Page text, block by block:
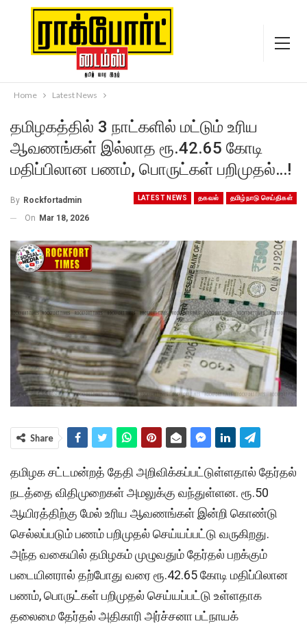
Home Latest News
தமிழகத்தில் 3 நாட்களில் மட்டும் உரிய
ஆவணங்கள் இல்​லாத ரூ.42.65 கோடி
மதிப்பிலான பணம், பொருட்கள் பறிமுதல்…!
LATEST NEWS தகவல் தமிழ்நாடு செய்திகள்
By Rockfortadmin
On Mar 18, 2026
Share
தமிழக சட்டமன்றத் தேதி அறிவிக்கப்பட்டுள்ளதால் தேர்தல்
நடத்தை விதிமுறைகள் அமலுக்கு வந்துள்ளன. ரூ.50
ஆயிரத்திற்கு மேல் உரிய ஆவணங்கள் இன்றி கொண்டு
செல்லப்படும் பணம் பறிமுதல் செய்யப்பட்டு வருகிறது.
அந்த வகையில் தமிழகம் முழுவதும் தேர்தல் பறக்கும்
படையினரால் தற்போது வரை ரூ.42.65 கோடி மதிப்பிலான
பணம், பொருட்கள் பறிமுதல் செய்யப்பட்டு உள்ளதாக
தலைமை தேர்​தல் அதி​காரி அர்ச்​சனா பட்​நாயக்